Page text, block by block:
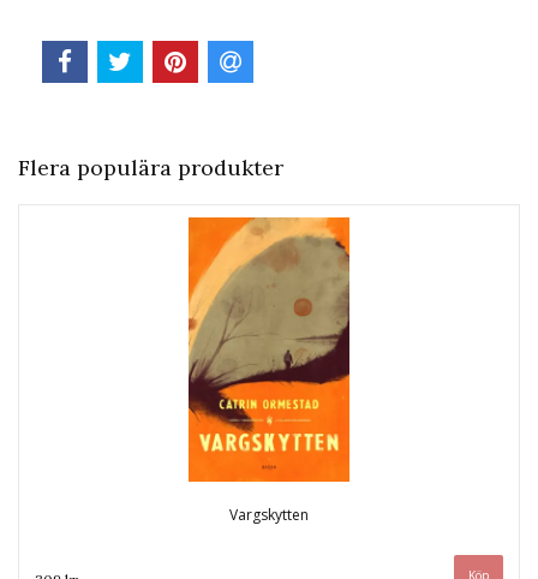
Flera populära produkter
Vargskytten